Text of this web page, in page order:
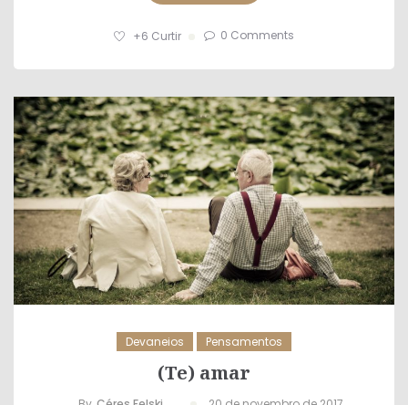
+6 Curtir 0 Comments
Devaneios Pensamentos
(Te) amar